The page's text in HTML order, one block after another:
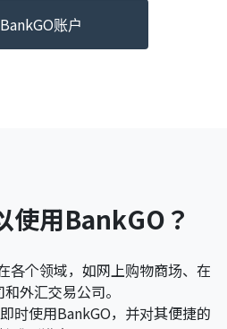
账户
使用BankGO？
各个领域，如网上购物商场、在
外汇交易公司。
时使用BankGO，并对其便捷的